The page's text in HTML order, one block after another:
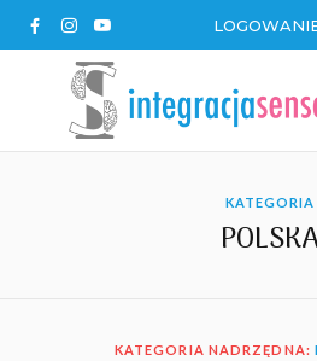
KATEGORIA
KATEGORIA NADRZĘDNA: